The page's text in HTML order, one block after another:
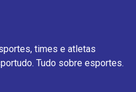
times e atletas
Tudo sobre esportes.